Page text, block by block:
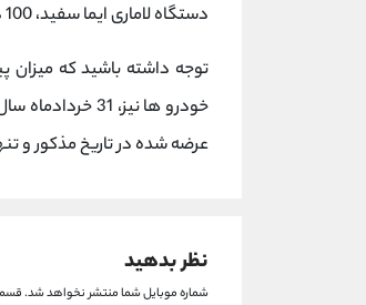
دستگاه لاماری ایما سفید، 100 دستگاه لاماری ایما سبز و 100 دستگاه لاماری ایما خاکستری است.
عرضه شده در تاریخ مذکور و
نظر بدهید
شماره موبایل شما منتشر نخواهد شد.